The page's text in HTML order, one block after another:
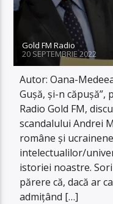
Gold FM Radio
20 SEPTEMBRIE 2022
Autor: Oana-
Gușă, și-n căpușă”,
Radio Gold FM,
scandalului Andrei
române și
intelectualilor/
istoriei noastre.
părere că, dacă ar
admițând […]